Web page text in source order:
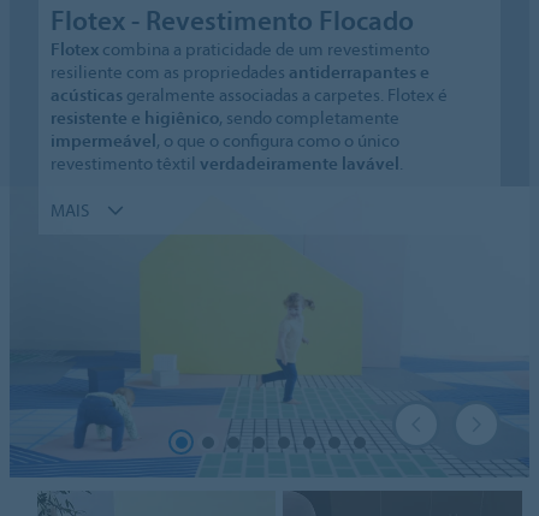
Flotex - Revestimento Flocado
Flotex combina a praticidade de um revestimento
resiliente com as propriedades antiderrapantes e
acústicas geralmente associadas a carpetes. Flotex é
resistente e higiênico, sendo completamente
impermeável, o que o configura como o único
revestimento têxtil verdadeiramente lavável
MAIS